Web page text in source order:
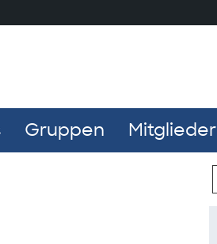
Gruppen Mitglieder